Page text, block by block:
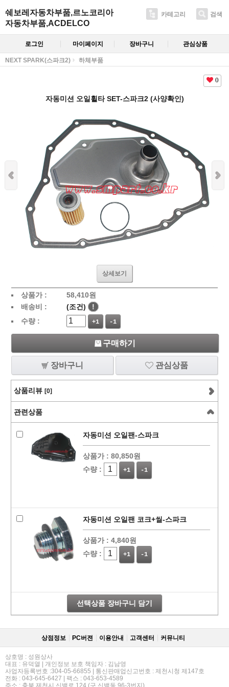
쉐보레자동차부품,르노코리아
자동차부품,ACDELCO
카테고리 검색
로그인 마이페이지 장바구니 관심상품
NEXT SPARK(스파크2) 하체부품
0
자동미션 오일휠타 SET-스파크2 (사양확인)
상세보기
상품가 : 58,410원
배송비 :
(조건)
!
수량 :
+1 -1
구매하기
장바구니 관심상품
상품리뷰 [0]
관련상품
자동미션 오일팬-스파크
상품가 : 80,850원
수량 :
+1 -1
자동미션 오일팬 코크+씰-스파크
상품가 : 4,840원
수량 :
+1 -1
선택상품 장바구니 담기
상점정보 PC버젼 이용안내 고객센터 커뮤니티
상호명 : 성원상사
대표 : 유덕열 | 개인정보 보호 책임자 : 김남영
사업자등록번호 :304-05-66855 | 통신판매업신고번호 : 제천시청 제147호
전화 : 043-645-6427 | 팩스 : 043-653-4589
주소 : 충북 제천시 신백로 124 (구,신백동 96-3번지)